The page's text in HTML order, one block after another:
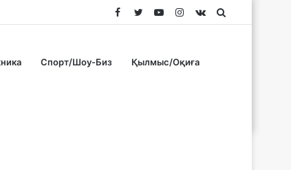
vk.com
Instagram
YouTube
Twitter
Facebook
Спорт/Шоу-Биз Қылмыс/Оқиға